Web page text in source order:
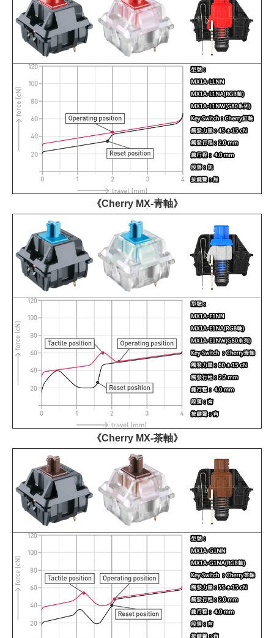
《Cherry MX-青軸》
《Cherry MX-茶軸》